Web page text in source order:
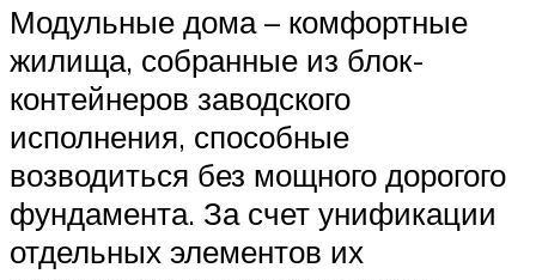
Модульные дома – комфортные
жилища, собранные из блок-
контейнеров заводского
исполнения, способные
возводиться без мощного дорогого
фундамента. За счет унификации
отдельных элементов их